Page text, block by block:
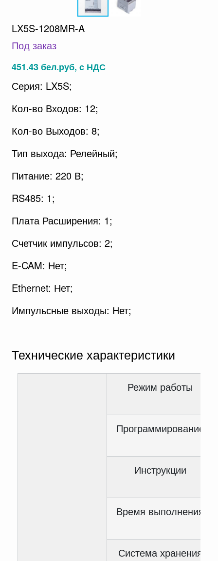
LX5S-1208MR-A
Под заказ
451.43 бел.руб, c НДС
Серия: LX5S;
Кол-во Входов: 12;
Кол-во Выходов: 8;
Тип выхода: Релейный;
Питание: 220 В;
RS485: 1;
Плата Расширения: 1;
Счетчик импульсов: 2;
E-CAM: Нет;
Ethernet: Нет;
Импульсные выходы: Нет;
Технические характеристики
Режим работы
Программирование
Инструкции
Время выполнения
Система хранения